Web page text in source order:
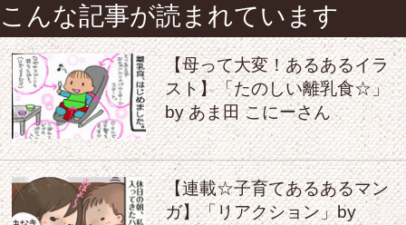
こんな記事が読まれています
【母って大変！あるあるイラ
スト】「たのしい離乳食☆」
by あま田 こにーさん
【連載☆子育てあるあるマン
ガ】「リアクション」by